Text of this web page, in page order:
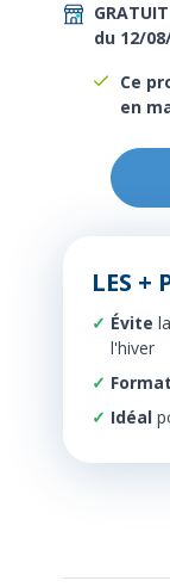
du 12/
Ce
en
LES +
Évite
l'hiver
Idéal